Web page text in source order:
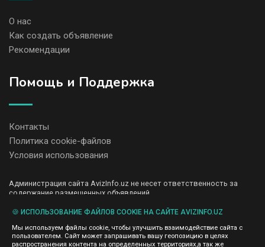
О нас
Как создать объявление
Рекомендации
Помощь и Поддержка
Контакты
Политика cookie-файлов
Условия использования
Администрация сайта AvizInfo.uz не несет ответственность за
содержание размещенных объявлений.
передаем и не продаем личную информацию зарегистрированных
правила конфиденциальности сайтов на которые ссылается
AvizInfo.uz. На некоторых страницах нашего сайта представлена
🍪 ИСПОЛЬЗОВАНИЕ ФАЙЛОВ COOKIE НА САЙТЕ AVIZINFO.UZ
Мы используем файлы cookie, чтобы улучшить взаимодействие сайта с
пользователем. Сайт может запрашивать вашу геопозицию в целях
распространения контента на определенных территориях,а так же